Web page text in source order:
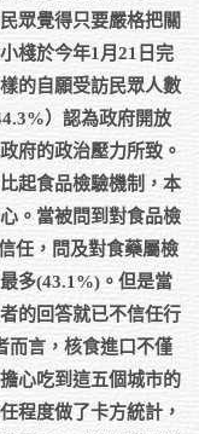
眾覺得只要嚴格把關
棧於今年1月21日完
的自願受訪民眾人數
）認為政府開放
府的政治壓力所致。
起食品檢驗機制，本
。當被問到對食品檢
任，問及對食藥屬檢
多(43.1%)。但是當
的回答就已不信任行
而言，核食進口不僅
心吃到這五個城市的
程度做了卡方統計，